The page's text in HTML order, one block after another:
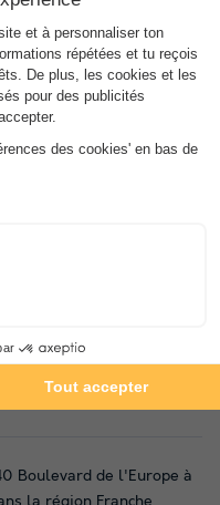
La Marjorie
Aux alentours
Boulevard de l'Europe à
la région Franche